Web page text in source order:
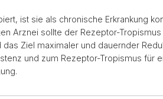
ist sie als chronische Erkrankung
Arznei sollte der Rezeptor-
Ziel maximaler und dauernder
und zum Rezeptor-Tropismus für